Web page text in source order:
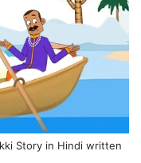
Story in Hindi written